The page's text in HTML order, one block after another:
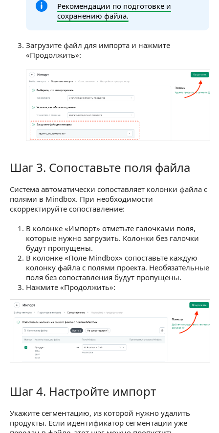
Рекомендации по подготовке и
сохранению файла.
Загрузите файл для импорта и нажмите
«Продолжить»:
Шаг 3. Сопоставьте поля файла
Шаг 3. Сопоставьте поля файла
Система автоматически сопоставляет колонки файла с
полями в Mindbox. При необходимости
скорректируйте сопоставление:
В колонке «Импорт» отметьте галочками поля,
которые нужно загрузить. Колонки без галочки
будут пропущены.
В колонке «Поле Mindbox» сопоставьте каждую
колонку файла с полями проекта. Необязательные
поля без сопоставления будут пропущены.
Нажмите «Продолжить»:
Шаг 4. Настройте импорт
Шаг 4. Настройте импорт
Укажите сегментацию, из которой нужно удалить
продукты. Если идентификатор сегментации уже